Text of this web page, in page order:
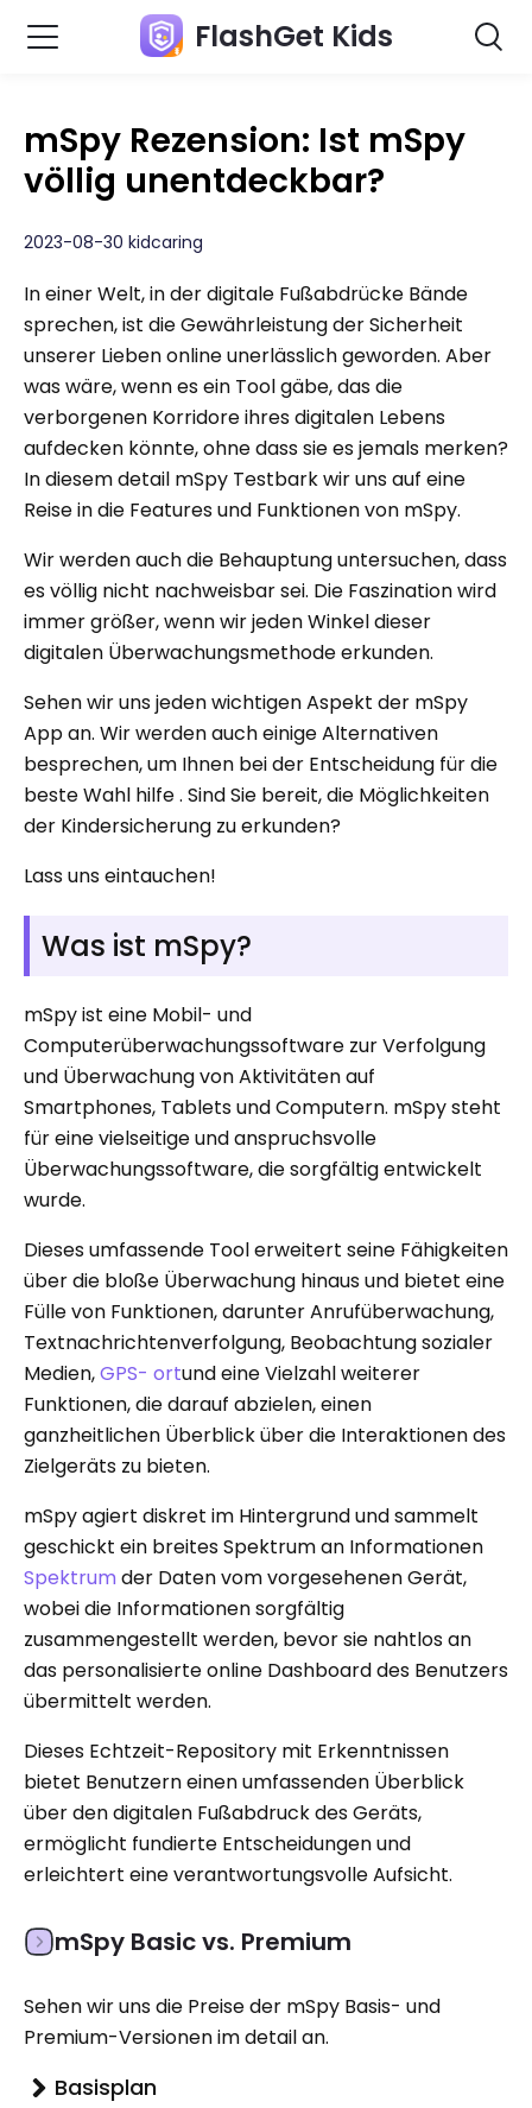
FlashGet Kids
mSpy Rezension: Ist mSpy
völlig unentdeckbar?
2023-08-30 kidcaring
In einer Welt, in der digitale Fußabdrücke Bände
sprechen, ist die Gewährleistung der Sicherheit
unserer Lieben online unerlässlich geworden. Aber
was wäre, wenn es ein Tool gäbe, das die
verborgenen Korridore ihres digitalen Lebens
aufdecken könnte, ohne dass sie es jemals merken?
In diesem detail mSpy Testbark wir uns auf eine
Reise in die Features und Funktionen von mSpy.
Wir werden auch die Behauptung untersuchen, dass
es völlig nicht nachweisbar sei. Die Faszination wird
immer größer, wenn wir jeden Winkel dieser
digitalen Überwachungsmethode erkunden.
Sehen wir uns jeden wichtigen Aspekt der mSpy
App an. Wir werden auch einige Alternativen
besprechen, um Ihnen bei der Entscheidung für die
beste Wahl hilfe . Sind Sie bereit, die Möglichkeiten
der Kindersicherung zu erkunden?
Lass uns eintauchen!
Was ist mSpy?
mSpy ist eine Mobil- und
Computerüberwachungssoftware zur Verfolgung
und Überwachung von Aktivitäten auf
Smartphones, Tablets und Computern. mSpy steht
für eine vielseitige und anspruchsvolle
Überwachungssoftware, die sorgfältig entwickelt
wurde.
Dieses umfassende Tool erweitert seine Fähigkeiten
über die bloße Überwachung hinaus und bietet eine
Fülle von Funktionen, darunter Anrufüberwachung,
Textnachrichtenverfolgung, Beobachtung sozialer
Medien,GPS- ortund eine Vielzahl weiterer
Funktionen, die darauf abzielen, einen
ganzheitlichen Überblick über die Interaktionen des
Zielgeräts zu bieten.
mSpy agiert diskret im Hintergrund und sammelt
geschickt ein breites Spektrum an Informationen
Spektrum der Daten vom vorgesehenen Gerät,
wobei die Informationen sorgfältig
zusammengestellt werden, bevor sie nahtlos an
das personalisierte online Dashboard des Benutzers
übermittelt werden.
Dieses Echtzeit-Repository mit Erkenntnissen
bietet Benutzern einen umfassenden Überblick
über den digitalen Fußabdruck des Geräts,
ermöglicht fundierte Entscheidungen und
erleichtert eine verantwortungsvolle Aufsicht.
mSpy Basic vs. Premium
Sehen wir uns die Preise der mSpy Basis- und
Premium-Versionen im detail an.
Basisplan